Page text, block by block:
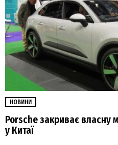
НОВИНИ
Porsche закриває власну
у Китаї